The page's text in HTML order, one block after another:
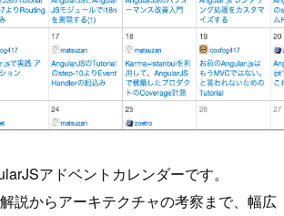
アドベントカレンダーです。
説からアーキテクチャの考察まで、幅広